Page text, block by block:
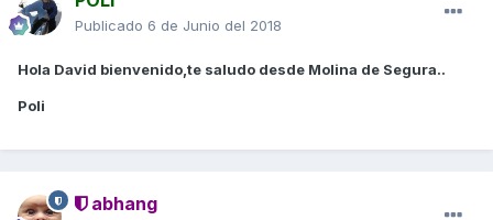
Publicado 6 de Junio del 2018
Hola David bienvenido,te saludo desde Molina de Segura..
Poli
abhang